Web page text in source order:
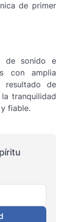
de primer
de sonido e
con amplia
resultado de
tranquilidad
fiable.